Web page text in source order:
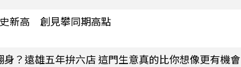
新高 創見攀同期高點
身？遠雄五年拚六店 這門生意真的比你想像更有機會